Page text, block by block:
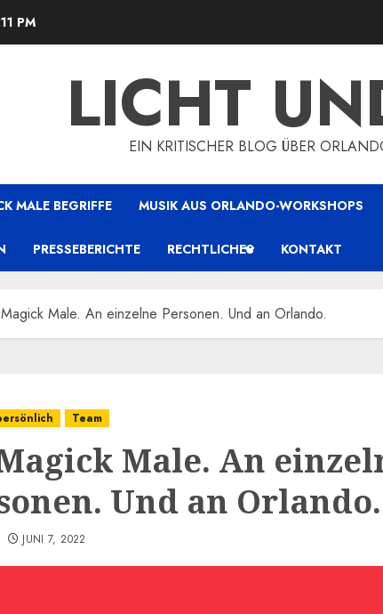
PM
LICHT
EIN KRITISCHER BLOG ÜBER
MALE BEGRIFFE MUSIK AUS ORLANDO-WORKSHOPS
PRESSEBERICHTE RECHTLICHES KONTAKT
Male. An einzelne Personen. Und an Orlando.
Team
Male. An
Und an Orlando.
JUNI 7, 2022